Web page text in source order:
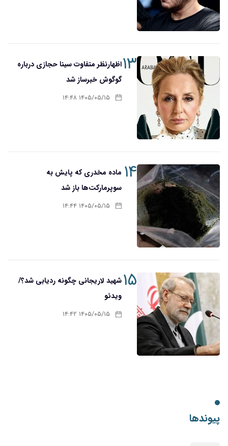
۱۳اظهارنظر متفاوت سینا حجازی درباره
گوگوش خبرساز شد
۱۴۰۵/۰۵/۱۵ ۱۴:۴۸
۱۴ ماده مخدری که پایش به
سوپرمارکت‌ها باز شد
۱۴۰۵/۰۵/۱۵ ۱۴:۴۴
۱۵شهید لاریجانی چگونه ردیابی شد؟/
ویدئو
۱۴۰۵/۰۵/۱۵ ۱۴:۴۲
پیوندها